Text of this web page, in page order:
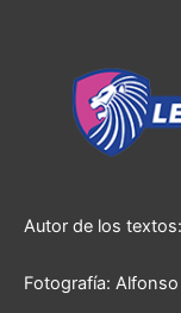
Autor de los
Fotografía: Alfonso